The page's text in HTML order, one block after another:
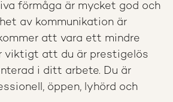
förmåga är mycket god och
av kommunikation är
att vara ett mindre
viktigt att du är prestigelös
i ditt arbete. Du är
öppen, lyhörd och